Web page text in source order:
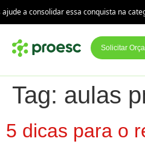
a consolidar essa conquista na
Solicitar
Tag: aulas
5 dicas para o